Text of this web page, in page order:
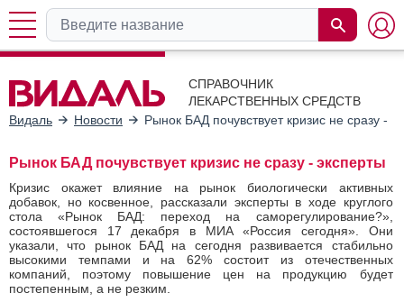
СПРАВОЧНИК
ЛЕКАРСТВЕННЫХ СРЕДСТВ
Видаль
Новости Рынок БАД почувствует кризис не сразу -
Рынок БАД почувствует кризис не сразу - эксперты
Кризис окажет влияние на рынок биологически активных
добавок, но косвенное, рассказали эксперты в ходе круглого
стола «Рынок БАД: переход на саморегулирование?»,
состоявшегося 17 декабря в МИА «Россия сегодня». Они
указали, что рынок БАД на сегодня развивается стабильно
высокими темпами и на 62% состоит из отечественных
компаний, поэтому повышение цен на продукцию будет
постепенным, а не резким.